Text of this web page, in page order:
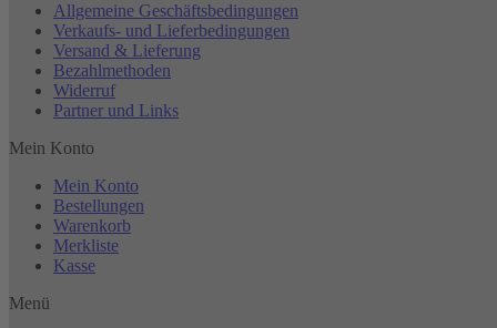
Allgemeine Geschäftsbedingungen
Verkaufs- und Lieferbedingungen
Versand & Lieferung
Bezahlmethoden
Widerruf
Partner und Links
Mein Konto
Mein Konto
Bestellungen
Warenkorb
Merkliste
Kasse
Menü